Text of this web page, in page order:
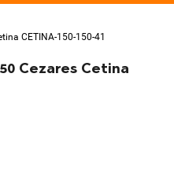
CETINA-150-150-41
Cezares Cetina